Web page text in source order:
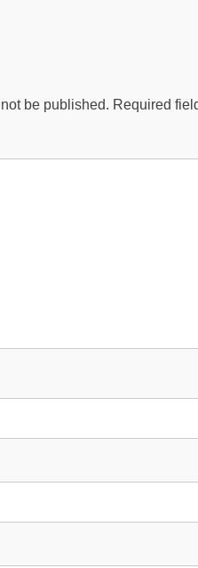
be published. Required